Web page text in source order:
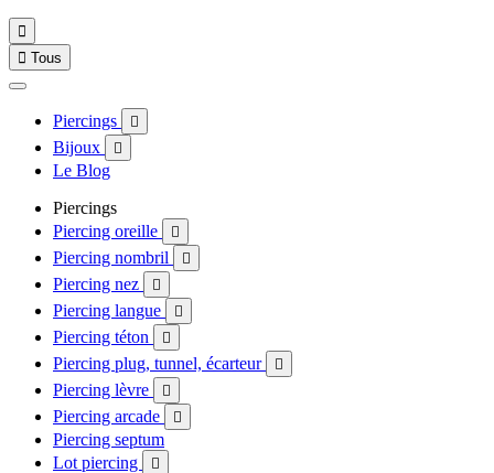

 Tous
Piercings 
Bijoux 
Le Blog
Piercings
Piercing oreille

Piercing nombril 
Piercing nez 
Piercing langue 
Piercing téton 
Piercing plug, tunnel, écarteur 
Piercing lèvre 
Piercing arcade 
Piercing septum
Lot piercing
